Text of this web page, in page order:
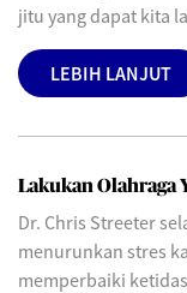
jitu yang dapat kita
LEBIH LANJUT
Lakukan Olahraga
Dr. Chris Streeter
menurunkan stres
memperbaiki